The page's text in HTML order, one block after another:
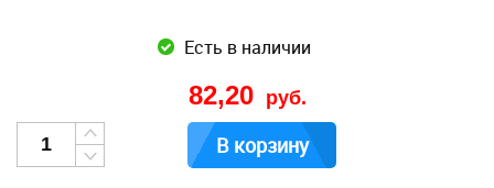
Есть в наличии
82,20 руб.
В корзину